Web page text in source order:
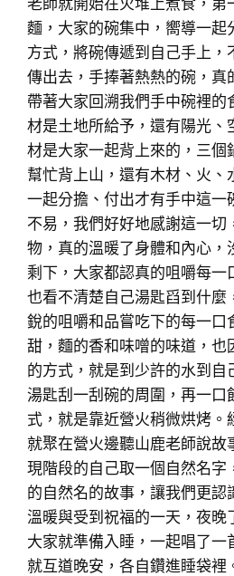
老師就開始在火堆上煮食，第
麵，大家的碗集中，嚮導一起
方式，將碗傳遞到自己手上，
傳出去，手捧著熱熱的碗，真
帶著大家回溯我們手中碗裡的
材是土地所給予，還有陽光、
材是大家一起背上來的，三個
幫忙背上山，還有木材、火、
一起分擔、付出才有手中這一
不易，我們好好地感謝這一切
物，真的溫暖了身體和內心，
剩下，大家都認真的咀嚼每一
也看不清楚自己湯匙舀到什麼
銳的咀嚼和品嘗吃下的每一口
甜，麵的香和味噌的味道，也
的方式，就是到少許的水到自
湯匙刮一刮碗的周圍，再一口
式，就是靠近營火稍微烘烤。
就聚在營火邊聽山鹿老師說故
現階段的自己取一個自然名字
的自然名的故事，讓我們更認
溫暖與受到祝福的一天，夜晚
大家就準備入睡，一起唱了一
就互道晚安，各自鑽進睡袋裡